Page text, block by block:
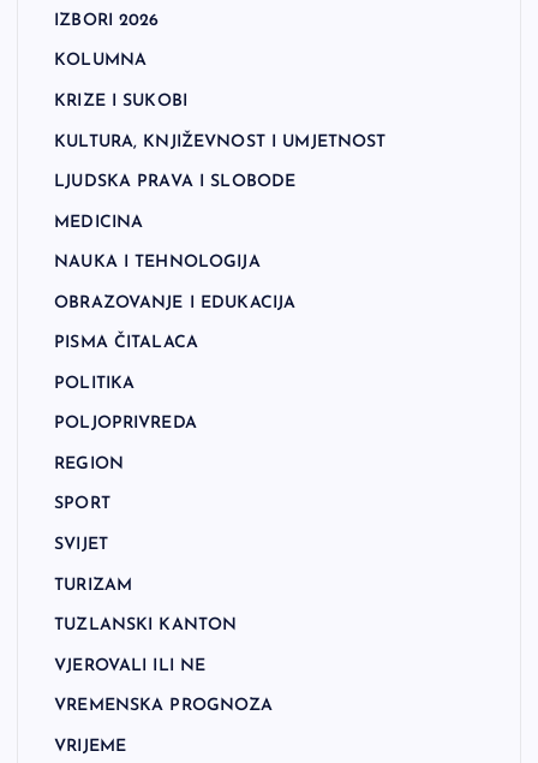
IZBORI 2026
KOLUMNA
KRIZE I SUKOBI
KULTURA, KNJIŽEVNOST I UMJETNOST
LJUDSKA PRAVA I SLOBODE
MEDICINA
NAUKA I TEHNOLOGIJA
OBRAZOVANJE I EDUKACIJA
PISMA ČITALACA
POLITIKA
POLJOPRIVREDA
REGION
SPORT
SVIJET
TURIZAM
TUZLANSKI KANTON
VJEROVALI ILI NE
VREMENSKA PROGNOZA
VRIJEME